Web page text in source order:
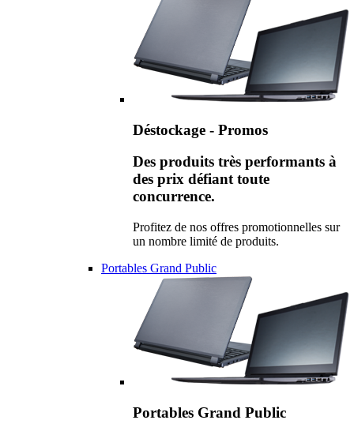
Déstockage - Promos
Des produits très performants à
des prix défiant toute
concurrence.
Profitez de nos offres promotionnelles sur
un nombre limité de produits.
Portables Grand Public
Portables Grand Public